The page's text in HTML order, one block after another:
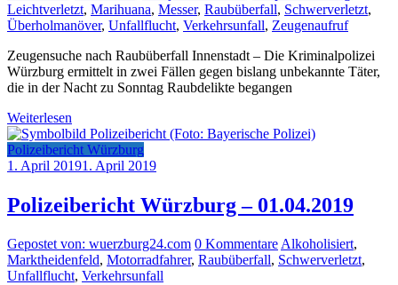
Leichtverletzt, Marihuana, Messer, Raubüberfall, Schwerverletzt,
Überholmanöver, Unfallflucht, Verkehrsunfall, Zeugenaufruf
Zeugensuche nach Raubüberfall Innenstadt – Die Kriminalpolizei
Würzburg ermittelt in zwei Fällen gegen bislang unbekannte Täter,
die in der Nacht zu Sonntag Raubdelikte begangen
Weiterlesen
Polizeibericht Würzburg
1. April 20191. April 2019
Polizeibericht Würzburg – 01.04.2019
Gepostet von: wuerzburg24.com 0 Kommentare Alkoholisiert,
Marktheidenfeld, Motorradfahrer, Raubüberfall, Schwerverletzt,
Unfallflucht, Verkehrsunfall